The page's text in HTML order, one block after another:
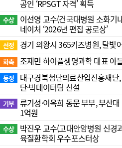
공인 ‘RPSGT 자격’ 획득
수상
이선영 교수(건국대병원 소화기
네이처 ‘2026년 편집 공로상’
선정 경기 의왕시 365키즈병원, 달빛
화촉 조재민 하이플생명과학 대표 아
동정
대구경북첨단의료산업진흥재단
단·빅데이터팀 신설
기부 류기성·이옥희 동문 부부, 부산
1억원
수상
박진우 교수(고대안암병원 신경
육질환학회 우수포스터상